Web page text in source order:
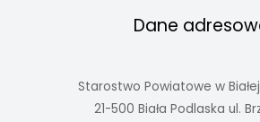
Dane
Starostwo Powiatowe w
21-500 Biała Podlaska ul.